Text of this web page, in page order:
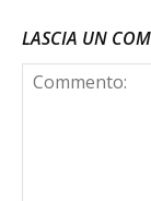
LASCIA UN